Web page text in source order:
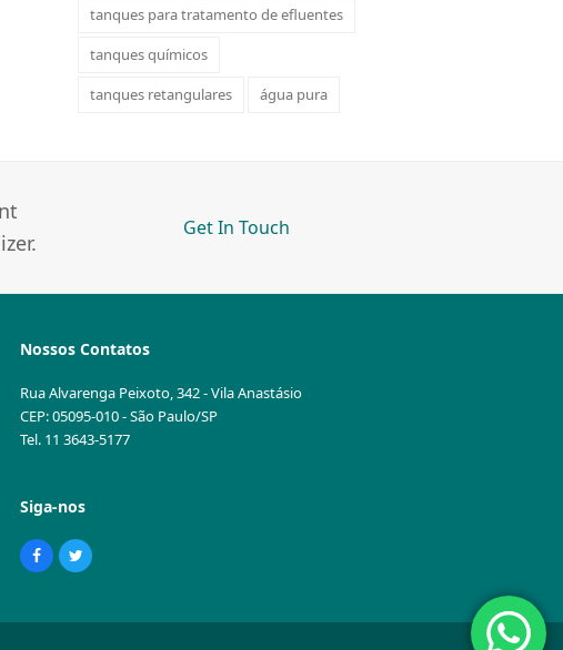
tanques para tratamento de efluentes
tanques químicos
tanques retangulares
água pura
Get In Touch
Nossos Contatos
Rua Alvarenga Peixoto, 342 - Vila Anastásio
CEP: 05095-010 - São Paulo/SP
Tel. 11 3643-5177
Siga-nos
FacebookTwitter